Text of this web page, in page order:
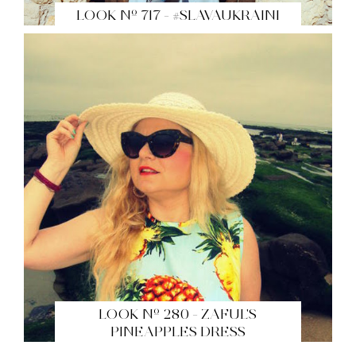
LOOK Nº 717 - #SLAVAUKRAINI
LOOK Nº 280 - ZAFUL'S
PINEAPPLES DRESS